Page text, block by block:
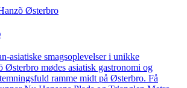
asiatiske smagsoplevelser i unikke
Østerbro mødes asiatisk gastronomi og
ramme midt på Østerbro. Få